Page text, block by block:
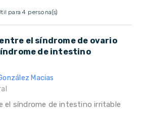
para 4 persona(s)
el síndrome de ovario
de intestino
Macias
el síndrome de intestino irritable